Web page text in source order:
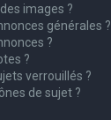
images ?
générales ?
?
?
verrouillés ?
de sujet ?